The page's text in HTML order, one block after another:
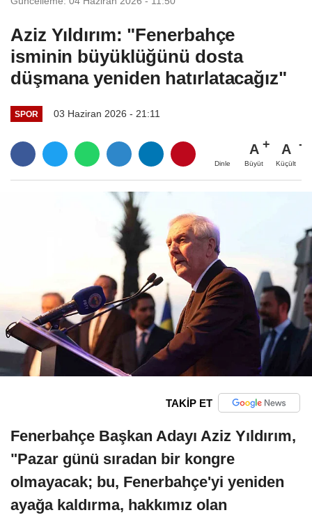
Aziz Yıldırım: "Fenerbahçe
isminin büyüklüğünü dosta
düşmana yeniden hatırlatacağız"
SPOR 03 Haziran 2026 - 21:11
Dinle
A
Büyüt
A
Küçült
TAKİP ET
Fenerbahçe Başkan Adayı Aziz Yıldırım,
"Pazar günü sıradan bir kongre
olmayacak; bu, Fenerbahçe'yi yeniden
ayağa kaldırma, hakkımız olan